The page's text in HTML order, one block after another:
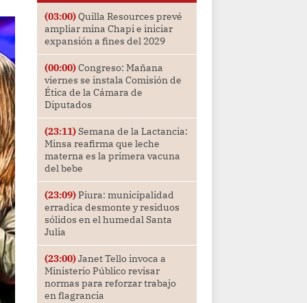
(03:00)Quilla Resources prevé
ampliar mina Chapi e iniciar
expansión a fines del 2029
(00:00)Congreso: Mañana
viernes se instala Comisión de
Ética de la Cámara de
Diputados
(23:11)Semana de la Lactancia:
Minsa reafirma que leche
materna es la primera vacuna
del bebe
(23:09)Piura: municipalidad
erradica desmonte y residuos
sólidos en el humedal Santa
Julia
(23:00)Janet Tello invoca a
Ministerio Público revisar
normas para reforzar trabajo
en flagrancia